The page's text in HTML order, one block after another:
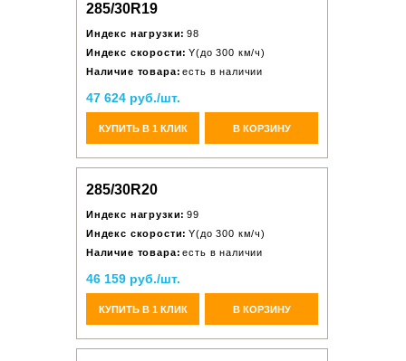
285/30R19
Индекс нагрузки: 98
Индекс скорости: Y(до 300 км/ч)
Наличие товара: есть в наличии
47 624 руб./шт.
КУПИТЬ В 1 КЛИК В КОРЗИНУ
285/30R20
Индекс нагрузки: 99
Индекс скорости: Y(до 300 км/ч)
Наличие товара: есть в наличии
46 159 руб./шт.
КУПИТЬ В 1 КЛИК В КОРЗИНУ